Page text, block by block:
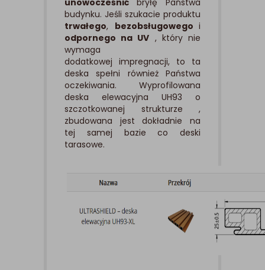
unowocześnić bryłę Państwa
budynku. Jeśli szukacie produktu
trwałego, bezobsługowego i
odpornego na UV , który nie
wymaga
dodatkowej impregnacji, to ta
deska spełni również Państwa
oczekiwania. Wyprofilowana
deska elewacyjna UH93 o
szczotkowanej strukturze ,
zbudowana jest dokładnie na
tej samej bazie co deski
tarasowe.